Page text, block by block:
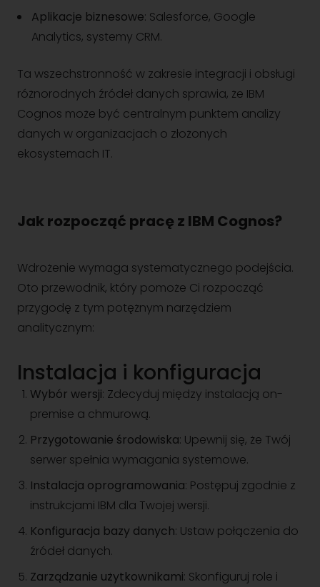
Aplikacje biznesowe: Salesforce, Google
Analytics, systemy CRM.
Ta wszechstronność w zakresie integracji i obsługi
różnorodnych źródeł danych sprawia, że IBM
Cognos może być centralnym punktem analizy
danych w organizacjach o złożonych
ekosystemach IT.
Jak rozpocząć pracę z IBM Cognos?
Wdrożenie wymaga systematycznego podejścia.
Oto przewodnik, który pomoże Ci rozpocząć
przygodę z tym potężnym narzędziem
analitycznym:
Instalacja i konfiguracja
Wybór wersji: Zdecyduj między instalacją on-
premise a chmurową.
Przygotowanie środowiska: Upewnij się, że Twój
serwer spełnia wymagania systemowe.
Instalacja oprogramowania: Postępuj zgodnie z
instrukcjami IBM dla Twojej wersji.
Konfiguracja bazy danych: Ustaw połączenia do
źródeł danych.
Zarządzanie użytkownikami: Skonfiguruj role i